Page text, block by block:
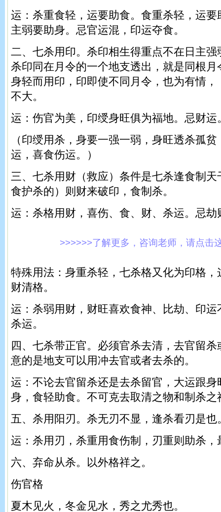
运：杀重食轻，运要助食。食重杀轻，运
主弱要助身。忌官运混，印运夺食。
二、七杀用印。杀印相生得重点不在日主
杀印同在月令的一个地支透出，就是同根
身轻而用印，印即使不同月令，也为有情
不大。
运：伤官为美，印绶身旺俱为福地。忌财运
（印绶用杀，身要一强一弱，身旺透杀孤
运，喜食伤运。）
三、七杀用财（救应）条件是七杀逢食制
食护杀的）则财来破印，食制杀。
运：杀格用财，喜伤、食、财、杀运。忌劫
>>>>>>了解更多，咨询老师，请点击
特殊用法：身重杀轻，七杀格又化为印格
财清格。
运：杀弱用财，财旺喜欢食神、比劫、印
杀运。
四、七杀带正官。必须官杀去清，去官留
意的是地支可以用冲去官或者去杀的。
运：不论去官留杀还是去杀留官，大运跟
身，食轻助食。不可克去取清之物和制杀之
五、杀用阳刃。杀无刃不显，逢杀看刃是也
运：杀用刃，杀重用食伤制，刃重则助杀，
六、弃命从杀。以外格祥之。
伤官格
夏木见火，冬金见水，秀之尤秀也。